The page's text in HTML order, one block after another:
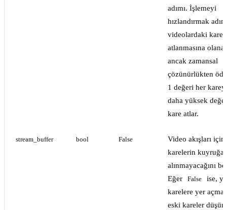
adımı. İşlemeyi
hızlandırmak
videolardaki
atlanmasına
ancak zamansal
çözünürlükten
1 değeri her
daha yüksek
kare atlar.
stream_buffer bool False
Video akışları
karelerin kuyruğa
alınmayacağını
Eğer
False
ise,
karelere yer
eski kareler